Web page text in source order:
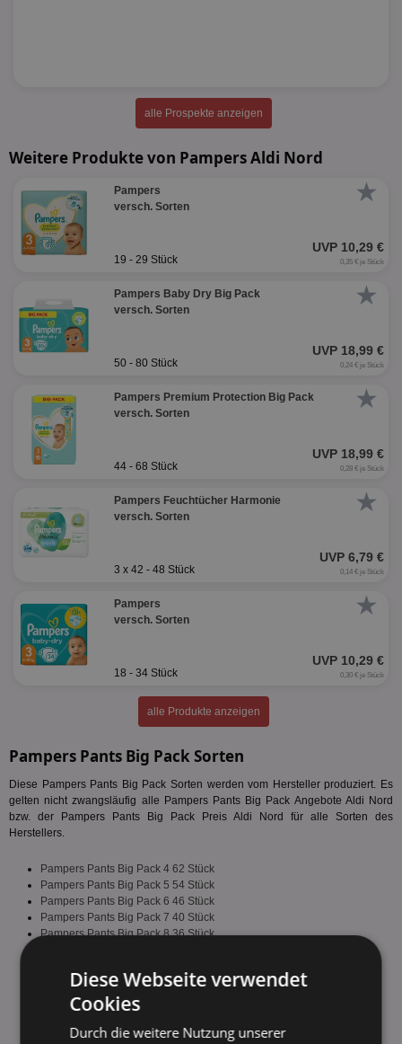
alle Prospekte anzeigen
Weitere Produkte von Pampers Aldi Nord
★
Pampers
versch. Sorten
UVP 10,29 €
19 - 29 Stück 0,35 € je Stück
★
Pampers Baby Dry Big Pack
versch. Sorten
UVP 18,99 €
50 - 80 Stück 0,24 € je Stück
★
Pampers Premium Protection Big Pack
versch. Sorten
UVP 18,99 €
44 - 68 Stück 0,28 € je Stück
★
Pampers Feuchtücher Harmonie
versch. Sorten
UVP 6,79 €
3 x 42 - 48 Stück 0,14 € je Stück
★
Pampers
versch. Sorten
UVP 10,29 €
18 - 34 Stück 0,30 € je Stück
alle Produkte anzeigen
Pampers Pants Big Pack Sorten
Diese Pampers Pants Big Pack Sorten werden vom Hersteller produziert. Es
gelten nicht zwangsläufig alle Pampers Pants Big Pack Angebote Aldi Nord
bzw. der Pampers Pants Big Pack Preis Aldi Nord für alle Sorten des
Herstellers.
Pampers Pants Big Pack 4 62 Stück
Pampers Pants Big Pack 5 54 Stück
Pampers Pants Big Pack 6 46 Stück
Pampers Pants Big Pack 7 40 Stück
Pampers Pants Big Pack 8 36 Stück
Diese Webseite verwendet
Cookies
Durch die weitere Nutzung unserer